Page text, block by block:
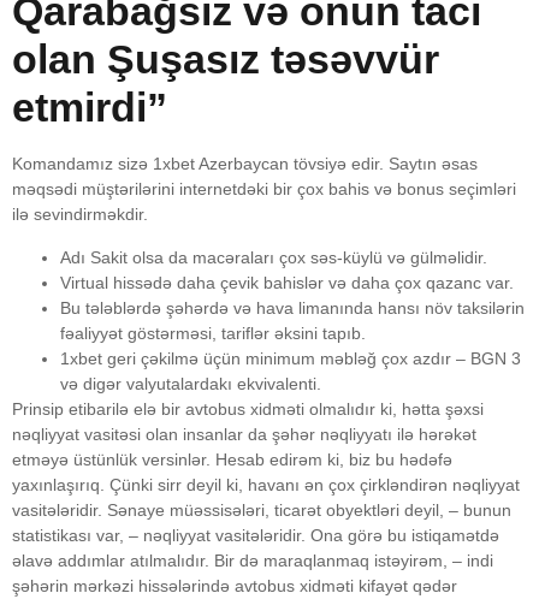
Qarabağsız və onun tacı
olan Şuşasız təsəvvür
etmirdi”
Komandamız sizə 1xbet Azerbaycan tövsiyə edir. Saytın əsas
məqsədi müştərilərini internetdəki bir çox bahis və bonus seçimləri
ilə sevindirməkdir.
Adı Sakit olsa da macəraları çox səs-küylü və gülməlidir.
Virtual hissədə daha çevik bahislər və daha çox qazanc var.
Bu tələblərdə şəhərdə və hava limanında hansı növ taksilərin
fəaliyyət göstərməsi, tariflər əksini tapıb.
1xbet geri çəkilmə üçün minimum məbləğ çox azdır – BGN 3
və digər valyutalardakı ekvivalenti.
Prinsip etibarilə elə bir avtobus xidməti olmalıdır ki, hətta şəxsi
nəqliyyat vasitəsi olan insanlar da şəhər nəqliyyatı ilə hərəkət
etməyə üstünlük versinlər. Hesab edirəm ki, biz bu hədəfə
yaxınlaşırıq. Çünki sirr deyil ki, havanı ən çox çirkləndirən nəqliyyat
vasitələridir. Sənaye müəssisələri, ticarət obyektləri deyil, – bunun
statistikası var, – nəqliyyat vasitələridir. Ona görə bu istiqamətdə
əlavə addımlar atılmalıdır. Bir də maraqlanmaq istəyirəm, – indi
şəhərin mərkəzi hissələrində avtobus xidməti kifayət qədər